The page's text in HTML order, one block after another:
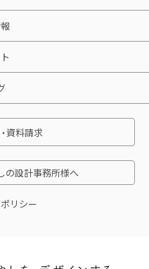
資料請求
の設計事務所様へ
リシー